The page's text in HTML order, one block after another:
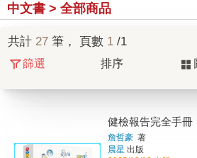
中文書 > 全部商品
共計 27 筆， 頁數 1 /1
篩選 排序
健檢報告完全手冊
詹哲豪 著
晨星 出版